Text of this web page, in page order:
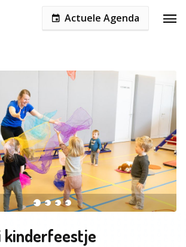
Actuele Agenda
kinderfeestje